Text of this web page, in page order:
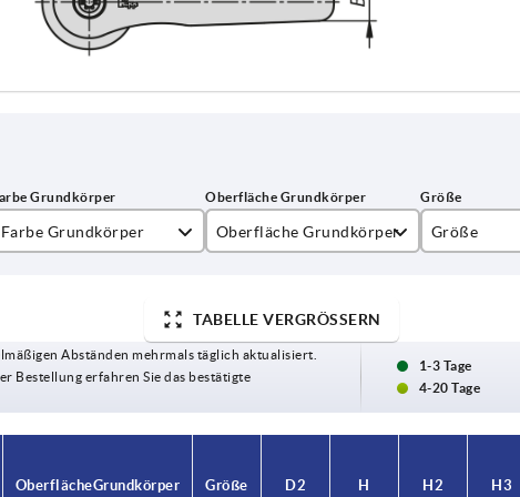
Farbe Grundkörper
rapsgelb RAL 1021
reinorange RAL 2004
Oberfläche Grundkörper
seidenmatt
strukturmatt
Größe
4
5
TABELLE VERGRÖSSERN
Abständen mehrmals täglich aktualisiert.
Bestellung erfahren Sie das bestätigte
1-3 Tage
4-20 Tage
Oberfläche Grundkörper Größe D2 H H2 H3
Oberfläche Grundkörper Größe D2 H H2 H3